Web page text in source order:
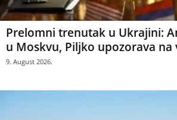
Prelomni trenutak u Ukrajini:
u Moskvu, Piljko upozorava na
9. August 2026.